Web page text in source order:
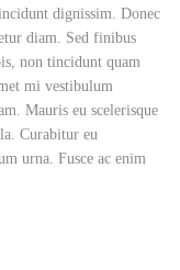
dignissim. Donec
diam. Sed finibus
non tincidunt quam
mi vestibulum
Mauris eu scelerisque
Curabitur eu
urna. Fusce ac enim